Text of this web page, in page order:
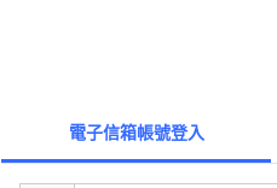
電子信箱帳號登入